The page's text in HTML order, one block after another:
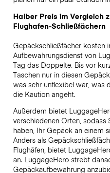
Halber Preis im Vergleich
Flughafen-Schließfächern
Gepäckschließfächer kosten
Aufbewahrungsdienst von
Tag das Doppelte. Bis vor
Taschen nur in diesen
was sehr unflexibel war, was
die Kaution angeht.
Außerdem bietet
verschiedenen Orten,
haben, Ihr Gepäck an einem
Anders als
Flughäfen, bietet
an. LuggageHero strebt
Gepäckaufbewahrung